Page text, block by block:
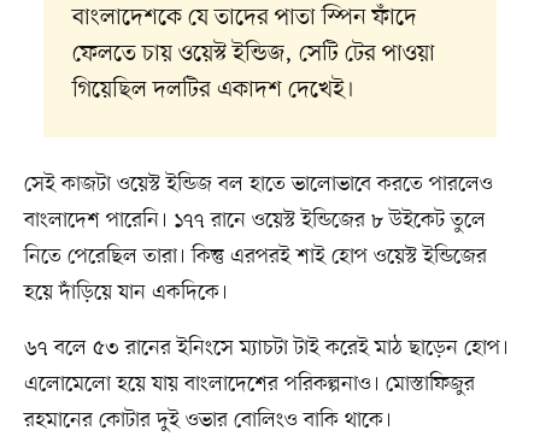
বাংলাদেশকে যে তাদের পাতা স্পিন ফাঁদে
ফেলতে চায় ওয়েস্ট ইন্ডিজ, সেটি টের পাওয়া
গিয়েছিল দলটির একাদশ দেখেই।
সেই কাজটা ওয়েস্ট ইন্ডিজ বল হাতে ভালোভাবে করতে পারলেও
বাংলাদেশ পারেনি। ১৭৭ রানে ওয়েস্ট ইন্ডিজের ৮ উইকেট তুলে
নিতে পেরেছিল তারা। কিন্তু এরপরই শাই হোপ ওয়েস্ট ইন্ডিজের
হয়ে দাঁড়িয়ে যান একদিকে।
৬৭ বলে ৫৩ রানের ইনিংসে ম্যাচটা টাই করেই মাঠ ছাড়েন হোপ।
এলোমেলো হয়ে যায় বাংলাদেশের পরিকল্পনাও। মোস্তাফিজুর
রহমানের কোটার দুই ওভার বোলিংও বাকি থাকে।